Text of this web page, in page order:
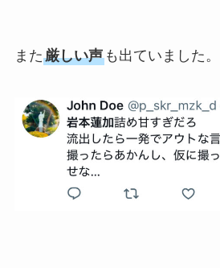
また厳しい声も出ていました。